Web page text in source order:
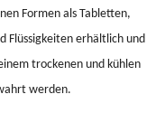
Formen als Tabletten,
Flüssigkeiten erhältlich und
trockenen und kühlen
werden.